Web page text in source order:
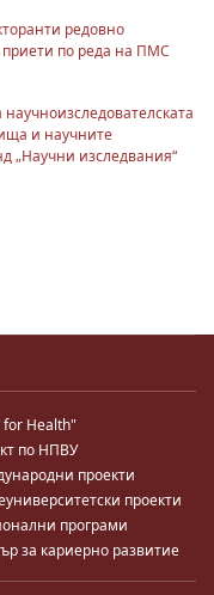
редовно
приети по реда на ПМС
и научните
„Научни изследвания“
Health"
по НПВУ
проекти
проекти
програми
за кариерно развитие